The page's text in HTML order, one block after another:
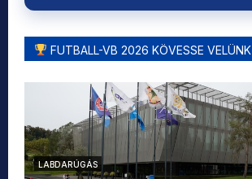
FUTBALL-VB 2026 KÖVESSE VELÜNK
LABDARÚGÁS